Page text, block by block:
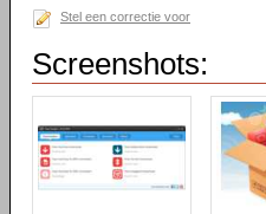
Stel een correctie voor
Screenshots: